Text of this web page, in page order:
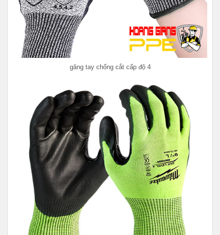
găng tay chống cắt cấp độ 4